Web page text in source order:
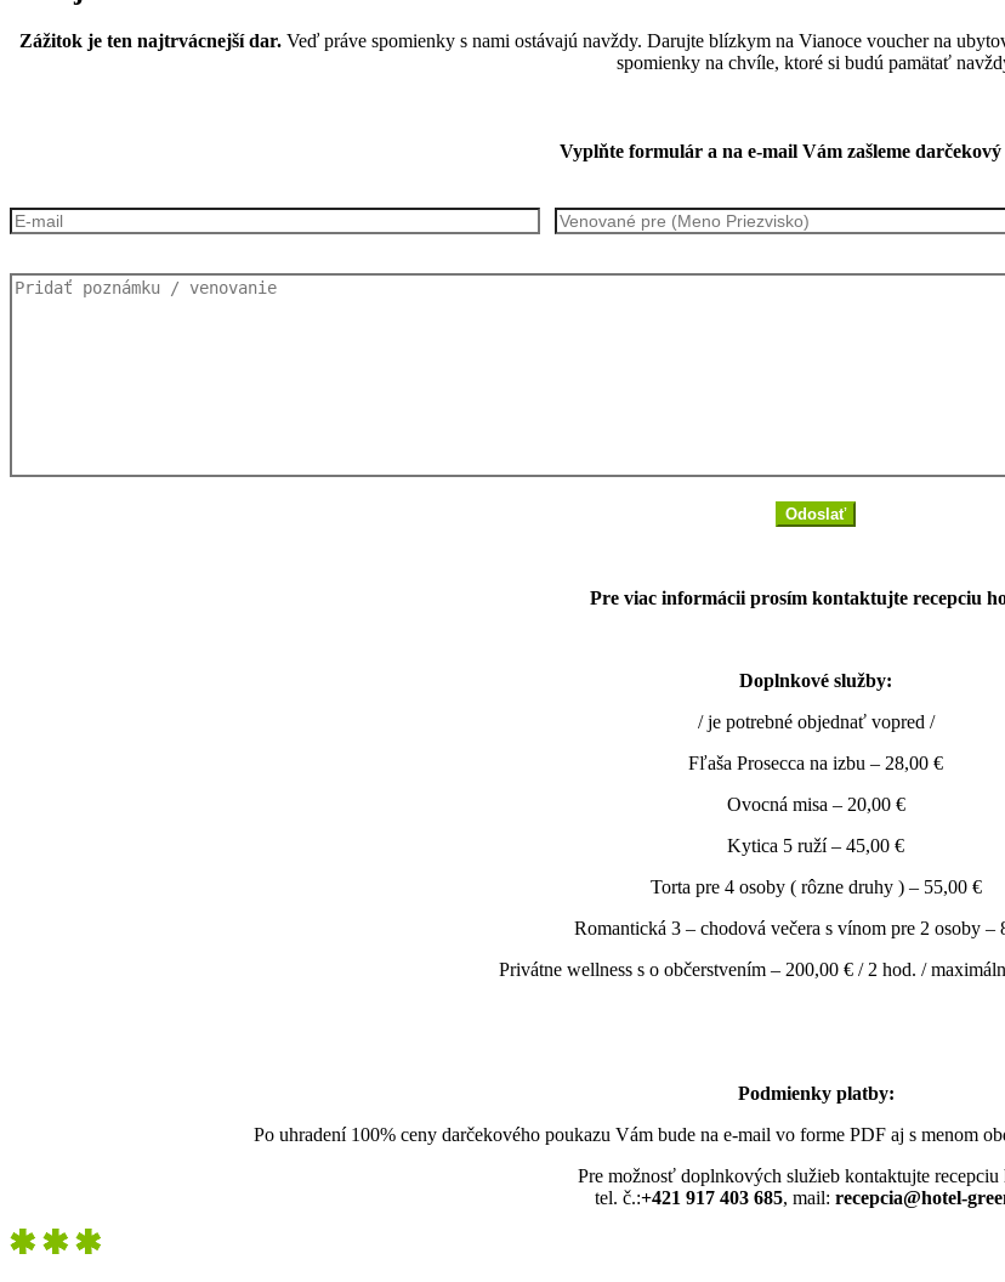
Zážitok je ten najtrvácnejší dar. Veď práve spomienky s nami ostávajú navždy. Darujte blízkym na Vianoce voucher na
spomienky na chvíle, ktoré si budú pamätať
Vyplňte formulár a na e-mail Vám zašleme
Pre viac informácii prosím kontaktujte recepciu
Doplnkové služby:
/ je potrebné objednať vopred /
Fľaša Prosecca na izbu – 28,00 €
Ovocná misa – 20,00 €
Kytica 5 ruží – 45,00 €
Torta pre 4 osoby ( rôzne druhy ) – 55,00 €
Romantická 3 – chodová večera s vínom pre 2 osoby –
Privátne wellness s o občerstvením – 200,00 € / 2 hod. /
Podmienky platby:
Po uhradení 100% ceny darčekového poukazu Vám bude na e-mail vo forme PDF aj s menom
Pre možnosť doplnkových služieb kontaktujte recepciu
tel. č.:+421 917 403 685, mail: recepcia@hotel-